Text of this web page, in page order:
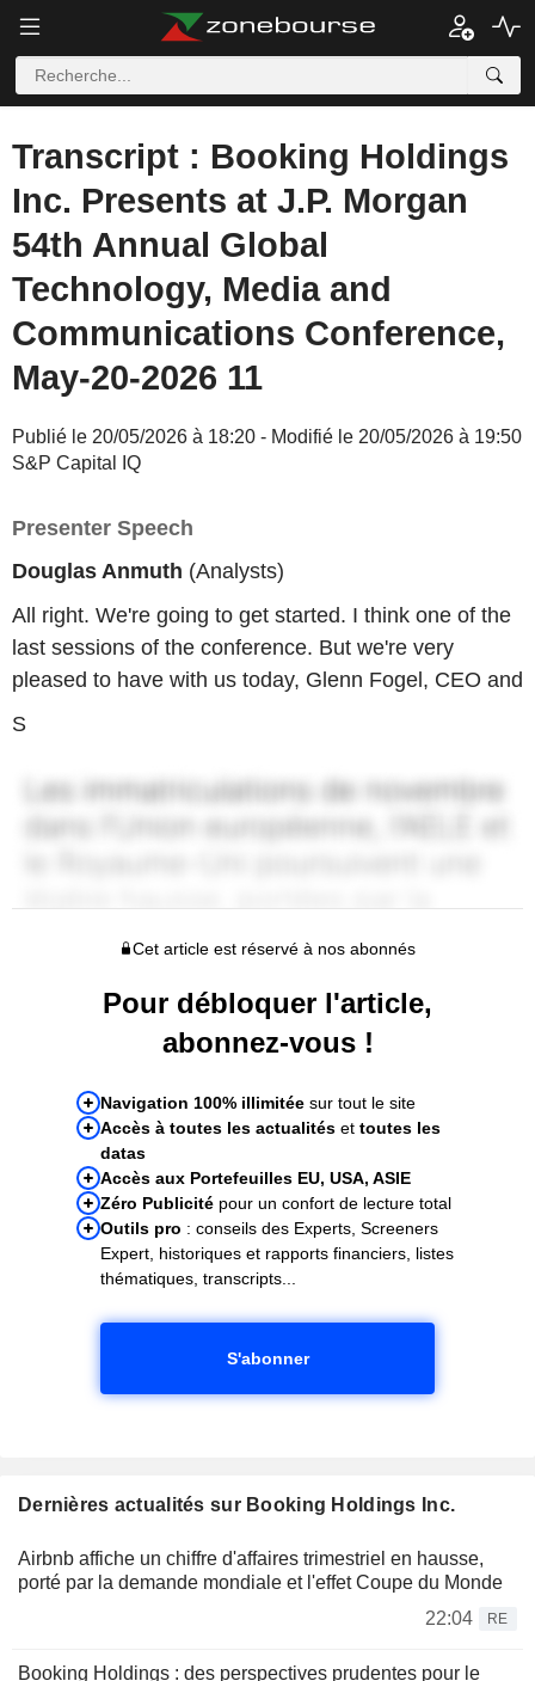
Transcript : Booking Holdings
Inc. Presents at J.P. Morgan
54th Annual Global
Technology, Media and
Communications Conference,
May-20-2026 11
Publié le 20/05/2026 à 18:20 - Modifié le 20/05/2026 à 19:50
S&P Capital IQ
Presenter Speech
Douglas Anmuth (Analysts)
All right. We're going to get started. I think one of the
last sessions of the conference. But we're very
pleased to have with us today, Glenn Fogel, CEO and
S
Cet article est réservé à nos abonnés
Pour débloquer l'article,
abonnez-vous !
Navigation 100% illimitée sur tout le site
Accès à toutes les actualités et toutes les
datas
Accès aux Portefeuilles EU, USA, ASIE
Zéro Publicité pour un confort de lecture total
Outils pro : conseils des Experts, Screeners
Expert, historiques et rapports financiers, listes
thématiques, transcripts...
S'abonner
Dernières actualités sur Booking Holdings Inc.
Airbnb affiche un chiffre d'affaires trimestriel en hausse,
porté par la demande mondiale et l'effet Coupe du Monde
22:04
RE
Booking Holdings : des perspectives prudentes pour le